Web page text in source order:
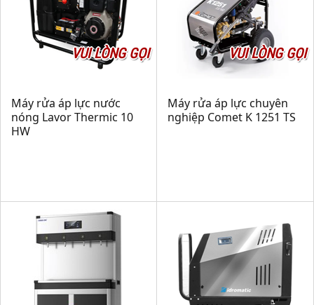
VUI LÒNG GỌI
Máy rửa áp lực nước
nóng Lavor Thermic 10
HW
VUI LÒNG GỌI
Máy rửa áp lực chuyên
nghiệp Comet K 1251 TS